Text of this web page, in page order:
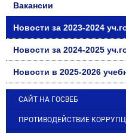
Вакансии
Новости за 2023-2024
Новости за 2024-2025
Новости в 2025-2026
САЙТ НА ГОСВЕБ
ПРОТИВОДЕЙСТВИЕ